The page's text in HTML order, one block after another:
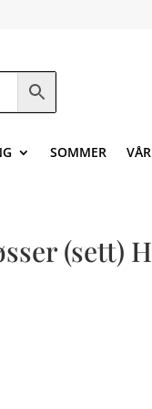
SOMMER
(sett)